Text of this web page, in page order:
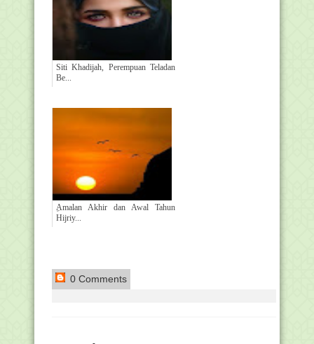
Siti Khadijah, Perempuan Teladan
Be...
ِAmalan Akhir dan Awal Tahun
Hijriy...
0 Comments